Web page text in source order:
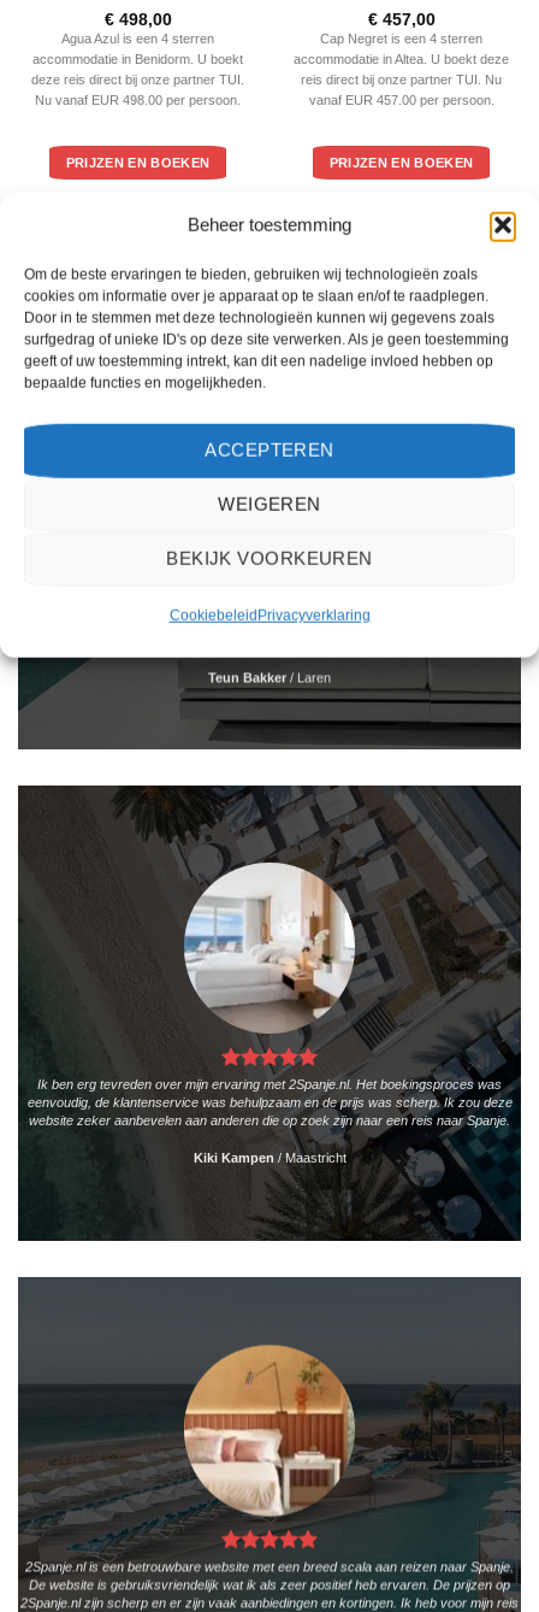
Beheer toestemming
Om de beste ervaringen te bieden, gebruiken wij technologieën zoals
cookies om informatie over je apparaat op te slaan en/of te raadplegen.
Door in te stemmen met deze technologieën kunnen wij gegevens zoals
surfgedrag of unieke ID's op deze site verwerken. Als je geen toestemming
geeft of uw toestemming intrekt, kan dit een nadelige invloed hebben op
bepaalde functies en mogelijkheden.
ACCEPTEREN
WEIGEREN
BEKIJK VOORKEUREN
CookiebeleidPrivacyverklaring
Gewaardeerd
4uit 5
€498,00
Agua Azul is een 4 sterren
accommodatie in Benidorm. U boekt
deze reis direct bij onze partner TUI.
Nu vanaf EUR 498.00 per persoon.
PRIJZEN EN BOEKEN
Gewaardeerd
4uit 5
€457,00
Cap Negret is een 4 sterren
accommodatie in Altea. U boekt deze
reis direct bij onze partner TUI. Nu
vanaf EUR 457.00 per persoon.
PRIJZEN EN BOEKEN
WAT ZE OVER ONS ZEGGEN
vakantie te vinden. De zoekresultaten zijn overzichtelijk en tonen alle belangrijke
Teun Bakker / Laren
Ik ben erg tevreden over mijn ervaring met 2Spanje.nl. Het boekingsproces was
eenvoudig, de klantenservice was behulpzaam en de prijs was scherp. Ik zou deze
website zeker aanbevelen aan anderen die op zoek zijn naar een reis naar Spanje.
Kiki Kampen /Maastricht
2Spanje.nl is een betrouwbare website met een breed scala aan reizen naar Spanje.
De website is gebruiksvriendelijk wat ik als zeer positief heb ervaren. De prijzen op
2Spanje.nl zijn scherp en er zijn vaak aanbiedingen en kortingen. Ik heb voor mijn reis